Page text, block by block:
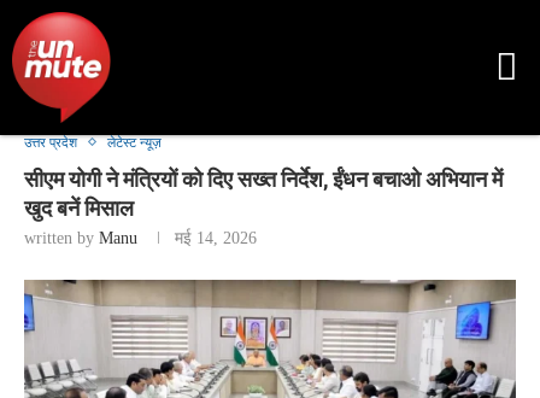
उत्तर प्रदेश लेटेस्ट न्यूज़
सीएम योगी ने मंत्रियों को दिए सख्त निर्देश, ईंधन बचाओ अभियान में
खुद बनें मिसाल
written by Manu मई 14, 2026